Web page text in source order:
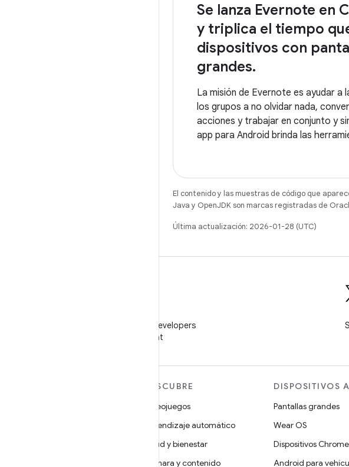
Se lanza Evernote en
y triplica el tiempo
dispositivos con
grandes.
La misión de Evernote es ayudar a
los grupos a no olvidar nada,
acciones y trabajar en conjunto y
app para Android brinda las
El contenido y las muestras de código que
Java y OpenJDK son marcas registradas de
Última actualización: 2026-01-28 (UTC)
Sigue a Android Developers
en WeChat
DESCUBRE
Videojuegos
Aprendizaje automático
Salud y bienestar
Cámara y contenido
DISPOSITIVOS
Pantallas grandes
Wear OS
Dispositivos
Android para